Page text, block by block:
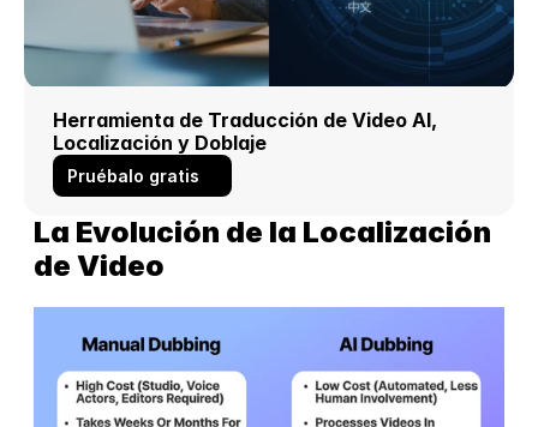
Herramienta de Traducción de Video AI,
Localización y Doblaje
Pruébalo gratis
La Evolución de la Localización
de Video